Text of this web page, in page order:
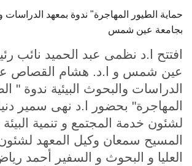
سجل الان
حماية الطيور المهاجرة" ندوة بمعهد الدراسات
بجامعة عين شمس
افتتح ا.د نظمى عبد الحميد نائب
عين شمس و ا.د. هشام القصاص
الدراسات والبحوث البيئية ندوة "
المهاجرة" بحضور ا.د نهى سمير
لشئون خدمة المجتمع و تنمية
المسيح سمعان وكيل المعهد
العليا و البحوث و السفير أحمد